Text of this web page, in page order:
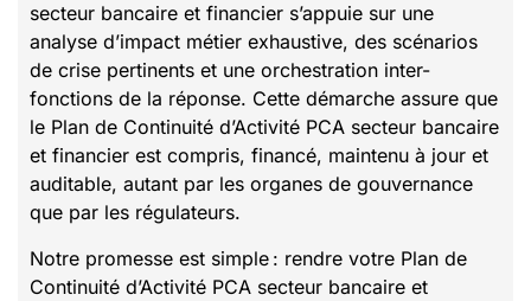
secteur bancaire et financier s’appuie sur une
analyse d’impact métier exhaustive, des scénarios
de crise pertinents et une orchestration inter-
fonctions de la réponse. Cette démarche assure que
le Plan de Continuité d’Activité PCA secteur bancaire
et financier est compris, financé, maintenu à jour et
auditable, autant par les organes de gouvernance
que par les régulateurs.
Notre promesse est simple : rendre votre Plan de
Continuité d’Activité PCA secteur bancaire et